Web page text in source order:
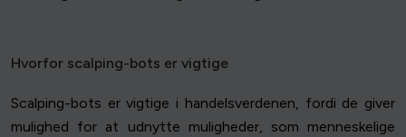
Hvorfor scalping-bots er vigtige
Scalping-bots er vigtige i handelsverdenen, fordi de giver
mulighed for at udnytte muligheder, som menneskelige